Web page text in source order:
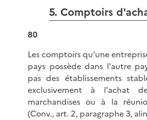
5. Comptoirs
80
Les comptoirs qu'une
pays possède dans l'autre
pas des établissements
exclusivement à l'achat
marchandises ou à la
(Conv., art. 2, paragraphe 3,